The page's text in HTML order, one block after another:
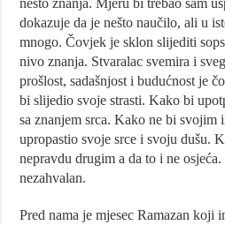
nešto znanja. Mjeru bi trebao sam
dokazuje da je nešto naučilo, ali u
mnogo. Čovjek je sklon slijediti
nivo znanja. Stvaralac svemira i
prošlost, sadašnjost i budućnost je
bi slijedio svoje strasti. Kako bi
sa znanjem srca. Kako ne bi svojim
upropastio svoje srce i svoju dušu.
nepravdu drugim a da to i ne
nezahvalan.
Pred nama je mjesec Ramazan koji